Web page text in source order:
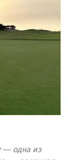
— одна из